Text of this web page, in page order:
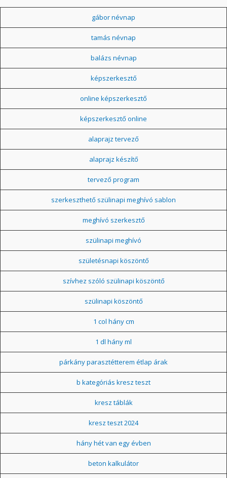
gábor névnap
tamás névnap
balázs névnap
képszerkesztő
online képszerkesztő
képszerkesztő online
alaprajz tervező
alaprajz készítő
tervező program
szerkeszthető szülinapi meghívó sablon
meghívó szerkesztő
szülinapi meghívó
születésnapi köszöntő
szívhez szóló szülinapi köszöntő
szülinapi köszöntő
1 col hány cm
1 dl hány ml
párkány parasztétterem étlap árak
b kategóriás kresz teszt
kresz táblák
kresz teszt 2024
hány hét van egy évben
beton kalkulátor